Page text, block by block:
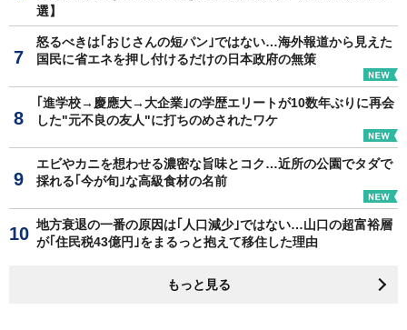
選】
怒るべきは｢おじさんの短パン｣ではない…海外報道から見えた
国民に省エネを押し付けるだけの日本政府の無策
｢進学校→慶應大→大企業｣の学歴エリートが10数年ぶりに再会
した"元不良の友人"に打ちのめされたワケ
エビやカニを想わせる濃密な旨味とコク…近所の公園でタダで
採れる｢今が旬｣な高級食材の名前
地方衰退の一番の原因は｢人口減少｣ではない…山口の超富裕層
が｢住民税43億円｣をまるっと抱えて移住した理由
もっと見る